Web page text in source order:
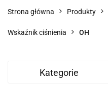
Strona główna Produkty
Wskaźnik ciśnienia OH
Kategorie